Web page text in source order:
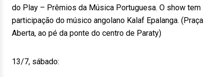
do Play – Prêmios da Música Portuguesa. O show tem
participação do músico angolano Kalaf Epalanga. (Praça
Aberta, ao pé da ponte do centro de Paraty)
13/7, sábado: